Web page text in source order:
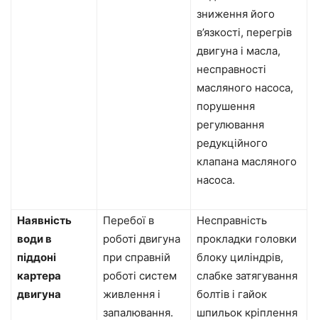
зниження його
в’язкості, перегрів
двигуна і масла,
несправності
масляного насоса,
порушення
регулювання
редукційного
клапана масляного
насоса.
Наявність
води в
піддоні
картера
двигуна
Перебої в
роботі двигуна
при справній
роботі систем
живлення і
запалювання.
Несправність
прокладки головки
блоку циліндрів,
слабке затягування
болтів і гайок
шпильок кріплення